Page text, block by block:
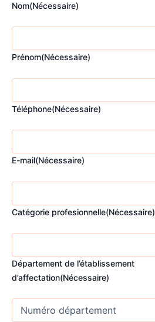
Nom(Nécessaire)
Prénom(Nécessaire)
Téléphone(Nécessaire)
E-mail(Nécessaire)
Catégorie profesionnelle(Nécessaire)
Département de l’établissement
d’affectation(Nécessaire)